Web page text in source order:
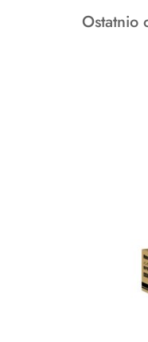
Produkty
Ostatnio